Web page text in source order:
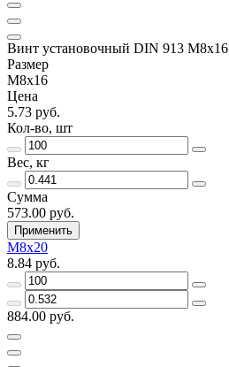
Винт установочный DIN 913 М8х16
Размер
М8х16
Цена
5.73 руб.
Кол-во, шт
Вес, кг
Сумма
573.00 руб.
Применить
М8х20
8.84 руб.
884.00 руб.